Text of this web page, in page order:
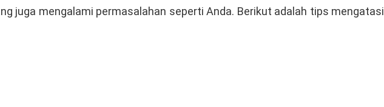
juga mengalami permasalahan seperti Anda. Berikut adalah tips mengatasi